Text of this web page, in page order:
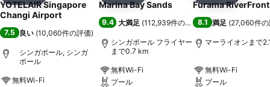
YOTELAIR Singapore
Changi Airport
7.5 良い (10,060件の評価)
シンガポール, シンガ
ポール
無料Wi-Fi
Marina Bay Sands
9.4 大満足 (112,939件の評価)
シンガポール フライヤー
まで0.7 km
無料Wi-Fi
プール
Furama RiverFront
8.1 満足 (27,060件
マーライオンまで
無料Wi-Fi
プール